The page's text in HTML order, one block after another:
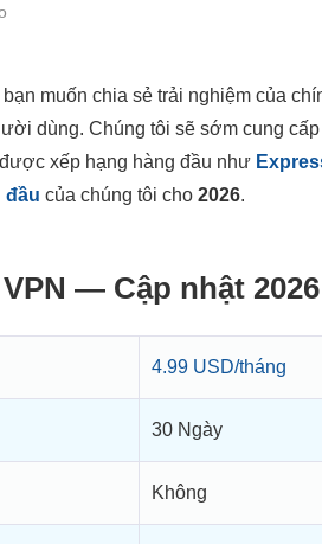
muốn chia sẻ trải nghiệm của
dùng. Chúng tôi sẽ sớm cung
xếp hạng hàng đầu như
đầu của chúng tôi cho 2026.
— Cập nhật 2026
4.99 USD/tháng
30 Ngày
Không